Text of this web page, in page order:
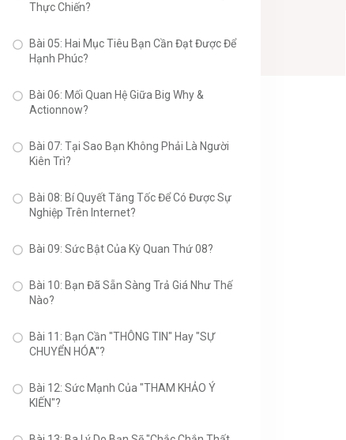
Thực Chiến?
Bài 05: Hai Mục Tiêu Bạn Cần Đạt Được Để
Hạnh Phúc?
Bài 06: Mối Quan Hệ Giữa Big Why &
Actionnow?
Bài 07: Tại Sao Bạn Không Phải Là Người
Kiên Trì?
Bài 08: Bí Quyết Tăng Tốc Để Có Được Sự
Nghiệp Trên Internet?
Bài 09: Sức Bật Của Kỳ Quan Thứ 08?
Bài 10: Bạn Đã Sẵn Sàng Trả Giá Như Thế
Nào?
Bài 11: Bạn Cần "THÔNG TIN" Hay "SỰ
CHUYỂN HÓA"?
Bài 12: Sức Mạnh Của "THAM KHẢO Ý
KIẾN"?